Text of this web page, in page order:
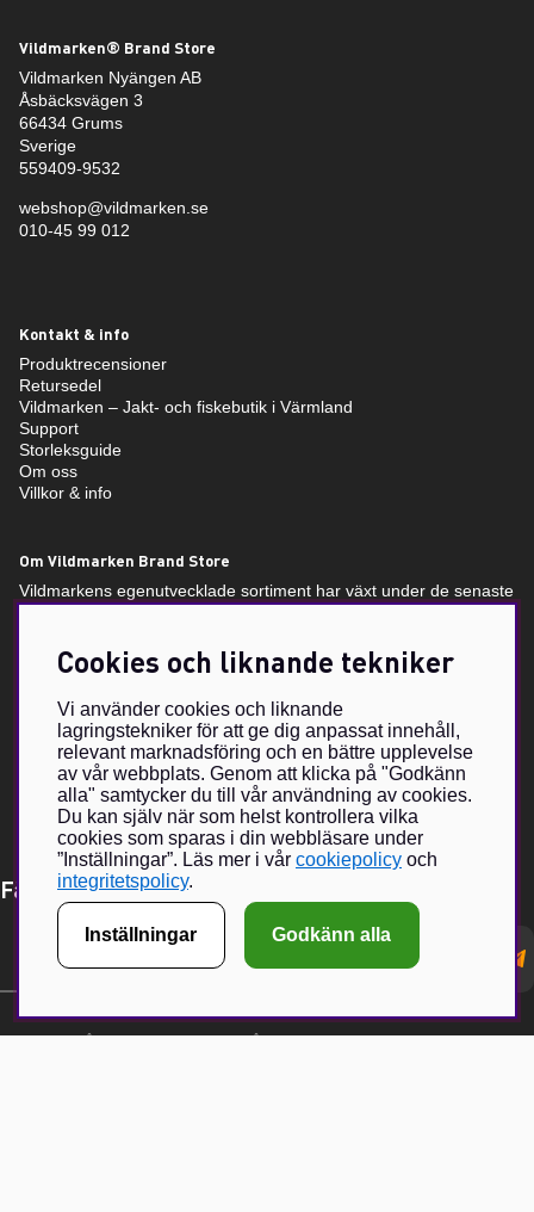
Vildmarken® Brand Store
Vildmarken Nyängen AB
Åsbäcksvägen 3
66434 Grums
Sverige
559409-9532
webshop@vildmarken.se
010-45 99 012
Kontakt & info
Produktrecensioner
Retursedel
Vildmarken – Jakt- och fiskebutik i Värmland
Support
Storleksguide
Om oss
Villkor & info
Om Vildmarken Brand Store
Vildmarkens egenutvecklade sortiment har växt under de senaste
har ända sedan 2015 erbjudit våra läsare och följare att beställa
Nätbutiken har vuxit sig mycket populär och med en fysisk butik
hoppas vi kunna bjuda på en ännu större upplevelse tillsammans
med ett urval Brand Partners inom jakt och friluftsliv.
Få Magasin Vildmarken direkt till din e-post!*
postadress
*Du kan även få erbjudanden och nyheter från samarbetspartners. Din prenumeration är helt
Cookies och liknande tekniker
Vi använder cookies och liknande
lagringstekniker för att ge dig anpassat innehåll,
relevant marknadsföring och en bättre upplevelse
av vår webbplats. Genom att klicka på "Godkänn
alla" samtycker du till vår användning av cookies.
Du kan själv när som helst kontrollera vilka
cookies som sparas i din webbläsare under
”Inställningar”. Läs mer i vår cookiepolicy och
integritetspolicy.
Inställningar Godkänn alla